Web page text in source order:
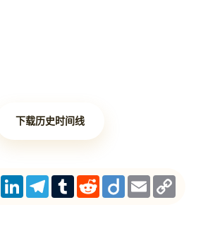
下载历史时间线
Facebook
LinkedInTelegram
TumblrRedditDiigoEmail